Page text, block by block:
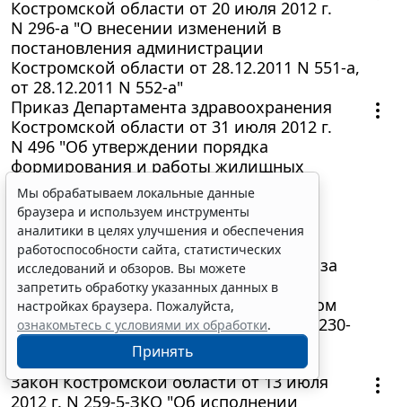
Костромской области от 20 июля 2012 г.
N 296-а "О внесении изменений в
постановления администрации
Костромской области от 28.12.2011 N 551-а,
от 28.12.2011 N 552-а"
Приказ Департамента здравоохранения
Костромской области от 31 июля 2012 г.
N 496 "Об утверждении порядка
формирования и работы жилищных
комиссий, образуемых в областных
государственных учреждениях
здравоохранения, для рассмотрения
вопросов назначения и выплаты
ежемесячной денежной компенсации за
наем жилого помещения врачам-
специалистам в соответствии с Законом
Костромской области от 25. 05.2012 N 230-
5-ЗКО"
11 августа 2012
Закон Костромской области от 13 июля
2012 г. N 259-5-ЗКО "Об исполнении
Мы обрабатываем локальные данные
браузера и используем инструменты
аналитики в целях улучшения и обеспечения
работоспособности сайта, статистических
исследований и обзоров. Вы можете
запретить обработку указанных данных в
настройках браузера. Пожалуйста,
ознакомьтесь с условиями их обработки.
Принять